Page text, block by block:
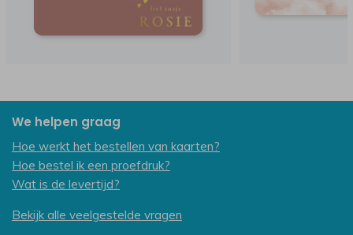
We helpen graag
Hoe werkt het bestellen van kaarten?
Hoe bestel ik een proefdruk?
Wat is de levertijd?
Bekijk alle veelgestelde vragen